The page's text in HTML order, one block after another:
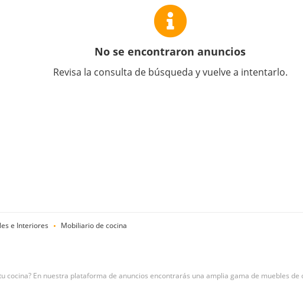
No se encontraron anuncios
Revisa la consulta de búsqueda y vuelve a intentarlo.
e Interiores Mobiliario de cocina
cocina? En nuestra plataforma de anuncios encontrarás una amplia gama de muebles